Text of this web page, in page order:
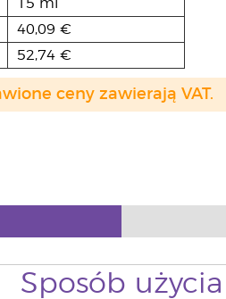
15 ml
40,09 €
52,74 €
ceny zawierają VAT.
Sposób użycia